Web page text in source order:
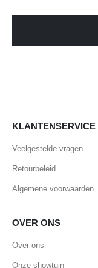
KLANTENSERVICE
Veelgestelde vragen
Retourbeleid
Algemene voorwaarden
OVER ONS
Over ons
Onze showtuin